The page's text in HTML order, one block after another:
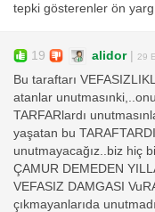
tepki gösterenler ön
19 alidor| 29
Bu taraftarı
atanlar
TARFARlardı
yaşatan bu
unutmayacağız..biz hiç
ÇAMUR DEMEDEN
VEFASIZ DAMGASI
çıkmayanlarıda